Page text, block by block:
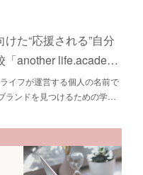
た“応援される”自分
「another life.acade…
イフが運営する個人の名前で
ランドを見つけるための学…